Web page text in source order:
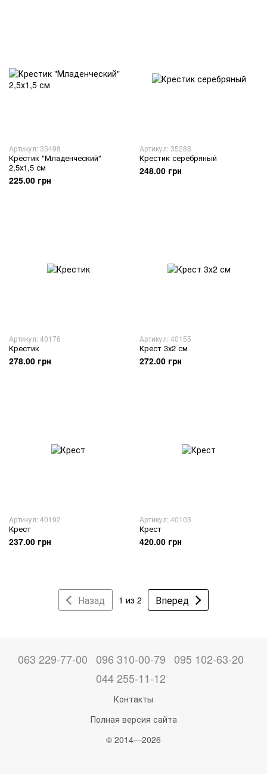
Артикул: 35498
Крестик "Младенческий"
2,5х1,5 см
225.00 грн
Артикул: 35288
Крестик серебряный
248.00 грн
Артикул: 40176
Крестик
278.00 грн
Артикул: 40155
Крест 3х2 см
272.00 грн
Артикул: 40192
Крест
237.00 грн
Артикул: 40103
Крест
420.00 грн
Назад 1 из 2 Вперед
063 229-77-00 096 310-00-79 095 102-63-20
044 255-11-12
Контакты
Полная версия сайта
© 2014—2026